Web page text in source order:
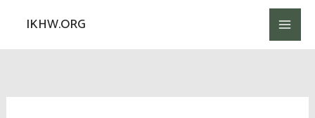
konten
IKHW.ORG